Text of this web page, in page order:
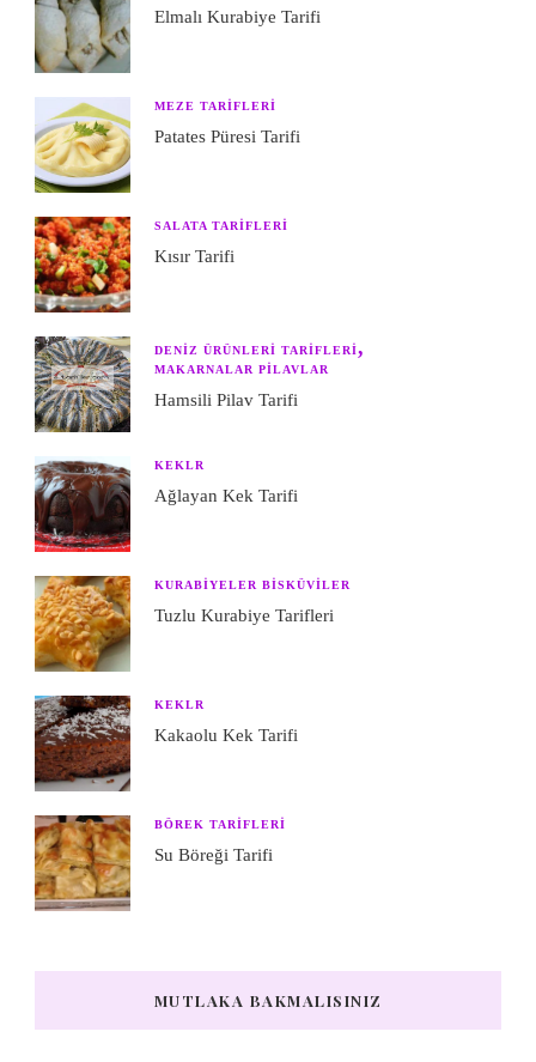
Elmalı Kurabiye Tarifi
MEZE TARIFLERI
Patates Püresi Tarifi
SALATA TARIFLERI
Kısır Tarifi
DENIZ ÜRÜNLERI TARIFLERI
MAKARNALAR PILAVLAR
Hamsili Pilav Tarifi
KEKLR
Ağlayan Kek Tarifi
KURABIYELER BISKÜVILER
Tuzlu Kurabiye Tarifleri
KEKLR
Kakaolu Kek Tarifi
BÖREK TARIFLERI
Su Böreği Tarifi
MUTLAKA BAKMALISINIZ